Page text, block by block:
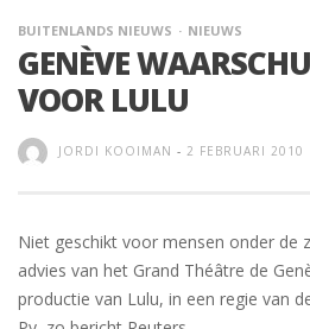
BUITENLANDS NIEUWS NIEUWS
GENÈVE
VOOR LULU
JORDI KOOIMAN - 2 FEBRUARI 2010
Niet geschikt voor mensen onder de
advies van het Grand Théâtre de
productie van Lulu, in een regie van